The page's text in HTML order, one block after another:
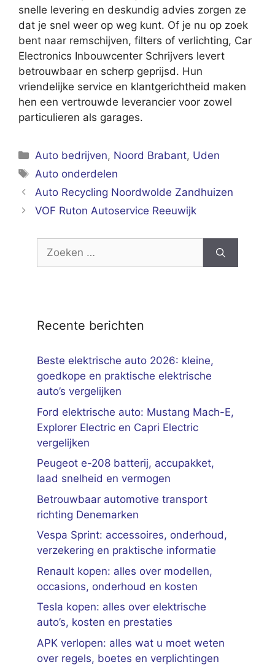
snelle levering en deskundig advies zorgen ze
dat je snel weer op weg kunt. Of je nu op zoek
bent naar remschijven, filters of verlichting, Car
Electronics Inbouwcenter Schrijvers levert
betrouwbaar en scherp geprijsd. Hun
vriendelijke service en klantgerichtheid maken
hen een vertrouwde leverancier voor zowel
particulieren als garages.
Categorieën
Auto bedrijven, Noord Brabant, Uden
Tags
Auto onderdelen
Auto Recycling Noordwolde Zandhuizen
VOF Ruton Autoservice Reeuwijk
Zoek
Recente berichten
Beste elektrische auto 2026: kleine,
goedkope en praktische elektrische
auto’s vergelijken
Ford elektrische auto: Mustang Mach-E,
Explorer Electric en Capri Electric
vergelijken
Peugeot e-208 batterij, accupakket,
laad snelheid en vermogen
Betrouwbaar automotive transport
richting Denemarken
Vespa Sprint: accessoires, onderhoud,
verzekering en praktische informatie
Renault kopen: alles over modellen,
occasions, onderhoud en kosten
Tesla kopen: alles over elektrische
auto’s, kosten en prestaties
APK verlopen: alles wat u moet weten
over regels, boetes en verplichtingen